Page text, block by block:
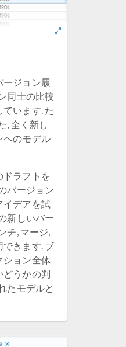
ージョン履
同士の比較
います. た
, 全く新し
へのモデル
ドラフトを
バージョン
イデアを試
新しいバー
チ, マージ,
きます. ブ
ション全体
どうかの判
たモデルと